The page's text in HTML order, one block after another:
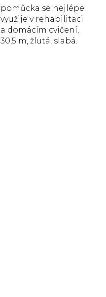
pomůcka se nejlépe
využije v rehabilitaci
a domácím cvičení,
30,5 m, žlutá, slabá.